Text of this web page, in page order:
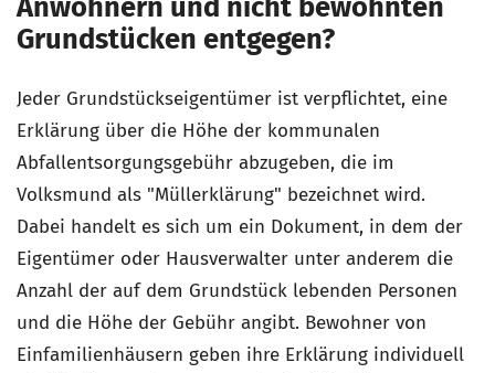
Anwohnern und nicht bewohnten
Grundstücken entgegen?
Jeder Grundstückseigentümer ist verpflichtet, eine
Erklärung über die Höhe der kommunalen
Abfallentsorgungsgebühr abzugeben, die im
Volksmund als "Müllerklärung" bezeichnet wird.
Dabei handelt es sich um ein Dokument, in dem der
Eigentümer oder Hausverwalter unter anderem die
Anzahl der auf dem Grundstück lebenden Personen
und die Höhe der Gebühr angibt. Bewohner von
Einfamilienhäusern geben ihre Erklärung individuell